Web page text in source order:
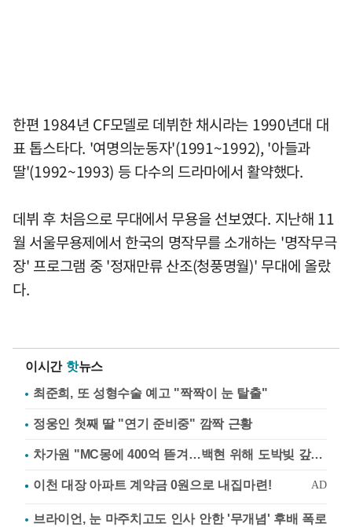
한편 1984년 CF모델로 데뷔한 채시라는 1990년대 대
표 톱스타다. '여명의눈동자'(1991~1992), '아들과
딸'(1992~1993) 등 다수의 드라마에서 활약했다.
데뷔 후 처음으로 무대에서 무용을 선보였다. 지난해 11
월 서울무용제에서 한국의 명작무를 소개하는 '명작무극
장' 프로그램 중 '정재만류 산조(청풍명월)' 무대에 올랐
다.
이시간 핫뉴스
최준희, 또 성형수술 예고 "짝짝이 눈 탈출"
정웅인 첫째 딸 "연기 준비중" 깜짝 근황
차가원 "MC몽에 400억 뜯겨…백현 위해 도박빚 갚아줘"
브라이언, 눈 마주치고도 인사 안한 '무개념' 후배 폭로